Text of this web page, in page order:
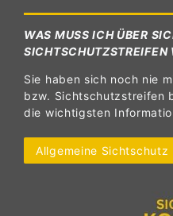
WAS MUSS ICH ÜBER
SICHTSCHUTZSTREIFEN
Sie haben sich noch nie
bzw. Sichtschutzstreifen
die wichtigsten
Allgemeine Sichtschutz